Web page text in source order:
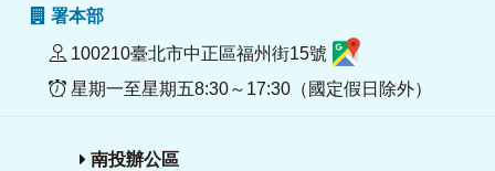
署本部
100210臺北市中正區福州街15號
星期一至星期五8:30～17:30（國定假日除外）
南投辦公區